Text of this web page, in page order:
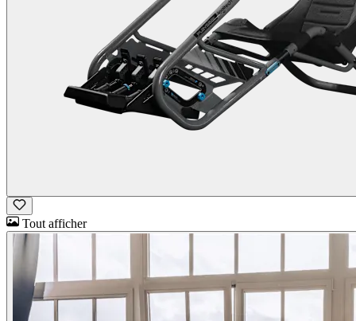
Tout afficher